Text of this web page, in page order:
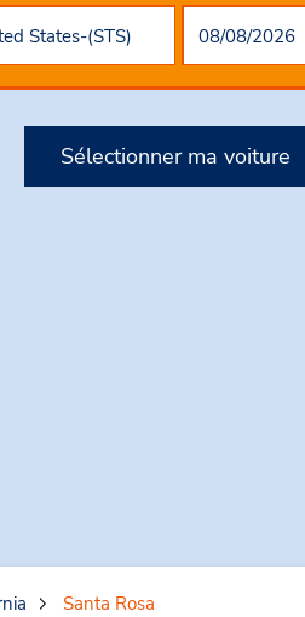
Sélectionner ma voiture
Santa Rosa